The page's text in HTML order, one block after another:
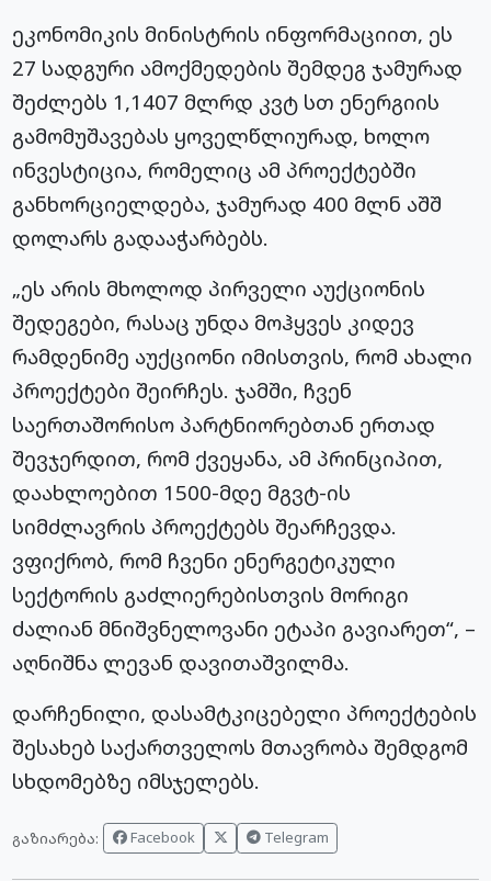
ეკონომიკის მინისტრის ინფორმაციით, ეს
27 სადგური ამოქმედების შემდეგ ჯამურად
შეძლებს 1,1407 მლრდ კვტ სთ ენერგიის
გამომუშავებას ყოველწლიურად, ხოლო
ინვესტიცია, რომელიც ამ პროექტებში
განხორციელდება, ჯამურად 400 მლნ აშშ
დოლარს გადააჭარბებს.
„ეს არის მხოლოდ პირველი აუქციონის
შედეგები, რასაც უნდა მოჰყვეს კიდევ
რამდენიმე აუქციონი იმისთვის, რომ ახალი
პროექტები შეირჩეს. ჯამში, ჩვენ
საერთაშორისო პარტნიორებთან ერთად
შევჯერდით, რომ ქვეყანა, ამ პრინციპით,
დაახლოებით 1500-მდე მგვტ-ის
სიმძლავრის პროექტებს შეარჩევდა.
ვფიქრობ, რომ ჩვენი ენერგეტიკული
სექტორის გაძლიერებისთვის მორიგი
ძალიან მნიშვნელოვანი ეტაპი გავიარეთ“, –
აღნიშნა ლევან დავითაშვილმა.
დარჩენილი, დასამტკიცებელი პროექტების
შესახებ საქართველოს მთავრობა შემდგომ
სხდომებზე იმსჯელებს.
გაზიარება: Facebook Telegram